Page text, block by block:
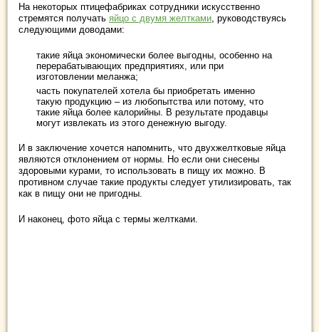
На некоторых птицефабриках сотрудники искусственно
стремятся получать яйцо с двумя желтками , руководствуясь
следующими доводами:
такие яйца экономически более выгодны, особенно на
перерабатывающих предприятиях, или при
изготовлении меланжа;
часть покупателей хотела бы приобретать именно
такую продукцию – из любопытства или потому, что
такие яйца более калорийны. В результате продавцы
могут извлекать из этого денежную выгоду.
И в заключение хочется напомнить, что двухжелтковые яйца
являются отклонением от нормы. Но если они снесены
здоровыми курами, то использовать в пищу их можно. В
противном случае такие продукты следует утилизировать, так
как в пищу они не пригодны.
И наконец, фото яйца с термы желтками.